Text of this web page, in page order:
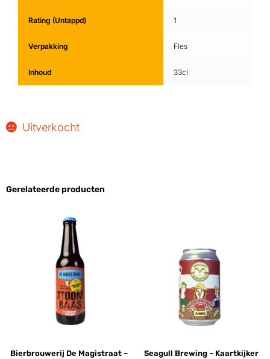
Rating (Untappd) 1
Verpakking Fles
Inhoud 33cl
Uitverkocht
Gerelateerde producten
Bierbrouwerij De Magistraat – Seagull Brewing – Kaartkijker